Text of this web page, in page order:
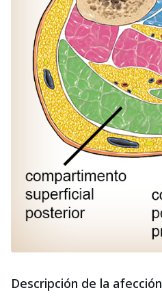
Descripción de la afección